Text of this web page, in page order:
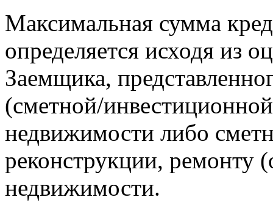
Максимальная сумма
определяется исходя из
Заемщика,
(сметной/
недвижимости либо
реконструкции, ремонту
недвижимости.